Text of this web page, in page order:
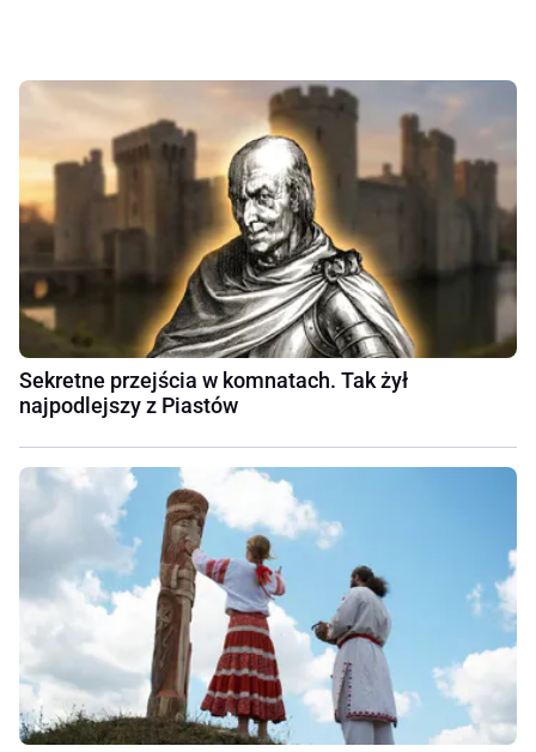
Sekretne przejścia w komnatach. Tak żył
najpodlejszy z Piastów